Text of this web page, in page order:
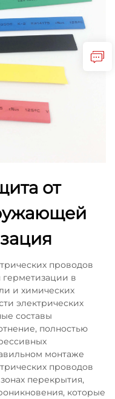
от
проводов
герметизации в
и химических
электрических
составы
полностью
монтаже
проводов
перекрытия,
которые